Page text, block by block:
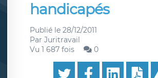
handicapés
Publié le 28/12/2011
Par Juritravail
Vu 1 687 fois
0